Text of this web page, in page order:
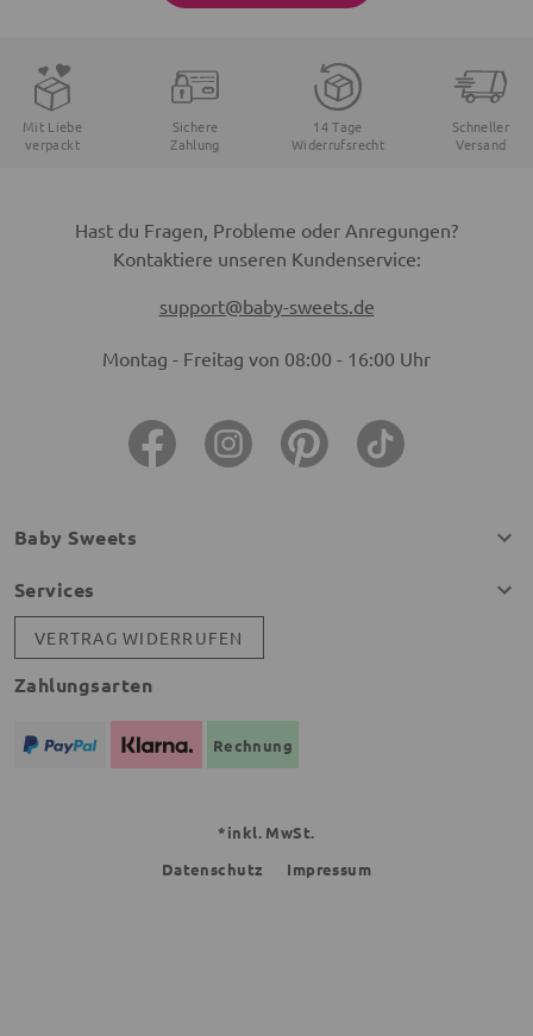
Mit Liebe
verpackt
Sichere
Zahlung
14 Tage
Widerrufsrecht
Schneller
Versand
Hast du Fragen, Probleme oder Anregungen?
Kontaktiere unseren Kundenservice:
support@baby-sweets.de
Montag - Freitag von 08:00 - 16:00 Uhr
Baby Sweets
Services
VERTRAG WIDERRUFEN
Zahlungsarten
Rechnung
*inkl. MwSt.
Datenschutz
Impressum